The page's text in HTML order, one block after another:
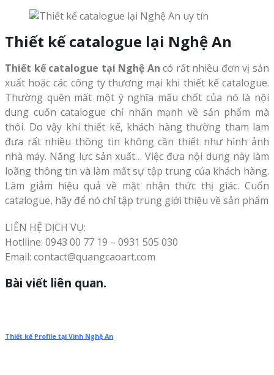
Thiết kế catalogue lại Nghệ An
Thiết kế catalogue tại Nghệ Ancó rất nhiều đơn vị sản
xuất hoặc các công ty thương mại khi thiết kế catalogue.
Thường quên mất một ý nghĩa mấu chốt của nó là nội
dung cuốn catalogue chỉ nhấn mạnh về sản phẩm mà
thôi. Do vậy khi thiết kế, khách hàng thường tham lam
đưa rất nhiều thông tin không cần thiết như hình ảnh
nhà máy. Năng lực sản xuất… Việc đưa nội dung này làm
loãng thông tin và làm mất sự tập trung của khách hàng.
Làm giảm hiệu quả về mặt nhận thức thị giác. Cuốn
catalogue, hãy để nó chỉ tập trung giới thiệu về sản phẩm
LIÊN HỆ DỊCH VỤ:
Hotlline: 0943 00 77 19 – 0931 505 030
Email: contact@quangcaoart.com
Bài viết liên quan.
Thiết kế Profile tại Vinh Nghệ An